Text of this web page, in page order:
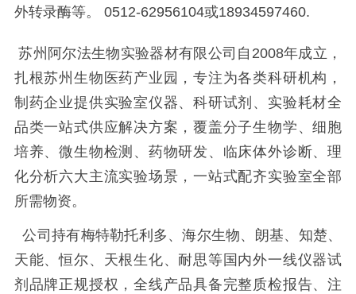
外转录酶等。 0512-62956104或18934597460.
苏州阿尔法生物实验器材有限公司自2008年成立，
扎根苏州生物医药产业园，专注为各类科研机构，
制药企业提供实验室仪器、科研试剂、实验耗材全
品类一站式供应解决方案，覆盖分子生物学、细胞
培养、微生物检测、药物研发、临床体外诊断、理
化分析六大主流实验场景，一站式配齐实验室全部
所需物资。
公司持有梅特勒托利多、海尔生物、朗基、知楚、
天能、恒尔、天根生化、耐思等国内外一线仪器试
剂品牌正规授权，全线产品具备完整质检报告、注